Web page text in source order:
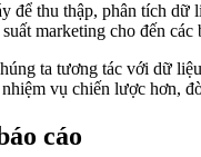
thu thập, phân tích
marketing cho đến
ta tương tác với dữ
vụ chiến lược hơn,
cáo